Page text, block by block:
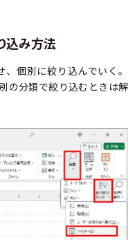
込み方法
個別に絞り込んでいく。
の分類で絞り込むときは解